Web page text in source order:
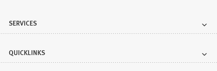
SERVICES
QUICKLINKS